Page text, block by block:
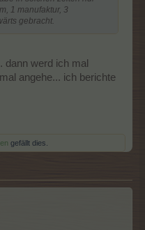
1 manufaktur, 3
gebracht.
dann werd ich mal
angehe... ich berichte
gefällt dies.